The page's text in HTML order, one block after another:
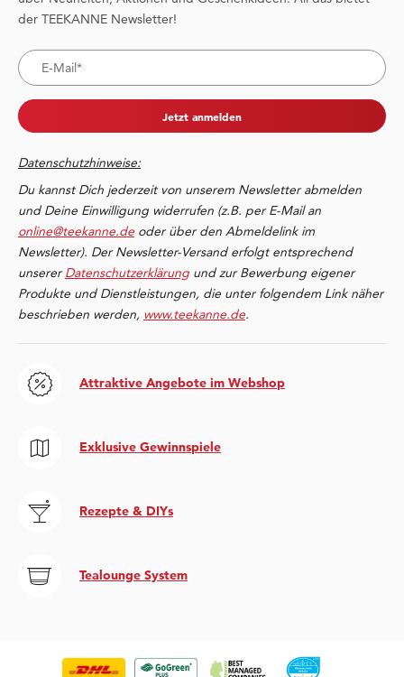
der TEEKANNE Newsletter!
Jetzt anmelden
Datenschutzhinweise:
Du kannst Dich jederzeit von unserem Newsletter abmelden
und Deine Einwilligung widerrufen (z.B. per E-Mail an
online@teekanne.de oder über den Abmeldelink im
Newsletter). Der Newsletter-Versand erfolgt entsprechend
unsererDatenschutzerklärung und zur Bewerbung eigener
Produkte und Dienstleistungen, die unter folgendem Link näher
beschrieben werden, www.teekanne.de.
Attraktive Angebote im Webshop
Exklusive Gewinnspiele
Rezepte & DIYs
Tealounge System